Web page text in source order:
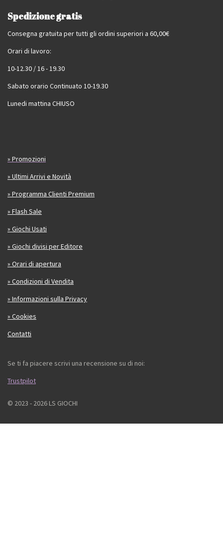
Spedizione gratis
Consegna gratuita per tutti gli ordini superiori a 60,00€
Orari di lavoro:
10-12.30 / 16 - 19.30
Sabato orario Continuato 10-19.30
Lunedi mattina CHIUSO
» Promozioni
» Ultimi Arrivi e Novità
» Programma Clienti Premium
» Flash Sale
» Giochi Usati
» Giochi divisi per Editore
» Orari di apertura
» Condizioni di Vendita
» Informazioni sulla Privacy
» Cookies
Contatti
Se ti fa piacere scrivi una recensione su di noi:
Trustpilot
© 2023 - 2026 LS GIOCHI